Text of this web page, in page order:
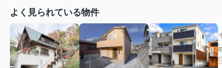
よく見られている物件